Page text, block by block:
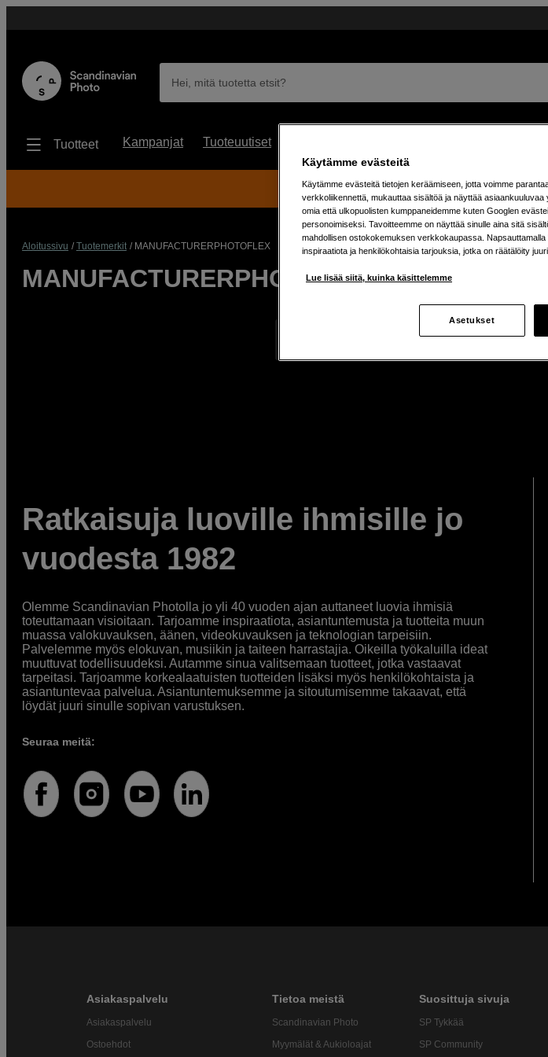
Hei, mitä tuotetta etsit?
Tuotteet Kampanjat Tuoteuutiset
Aloitussivu Tuotemerkit MANUFACTURERPHOTOFLEX
MANUFACTURERPHOTOFLEX
Ratkaisuja luoville ihmisille jo
vuodesta 1982
Olemme Scandinavian Photolla jo yli 40 vuoden ajan auttaneet luovia ihmisiä
toteuttamaan visioitaan. Tarjoamme inspiraatiota, asiantuntemusta ja tuotteita muun
muassa valokuvauksen, äänen, videokuvauksen ja teknologian tarpeisiin.
Palvelemme myös elokuvan, musiikin ja taiteen harrastajia. Oikeilla työkaluilla ideat
muuttuvat todellisuudeksi. Autamme sinua valitsemaan tuotteet, jotka vastaavat
tarpeitasi. Tarjoamme korkealaatuisten tuotteiden lisäksi myös henkilökohtaista ja
asiantuntevaa palvelua. Asiantuntemuksemme ja sitoutumisemme takaavat, että
löydät juuri sinulle sopivan varustuksen.
Seuraa meitä:
Asiakaspalvelu
Asiakaspalvelu
Ostoehdot
Tietoa meistä
Scandinavian Photo
Myymälät & Aukioloajat
Suosittuja sivuja
SP Tykkää
SP Community
30 % alennus Teenage
Käytämme evästeitä
Käytämme evästeitä tietojen keräämiseen, jotta voimme
verkkoliikennettä, mukauttaa sisältöä ja näyttää
omia että ulkopuolisten kumppaneidemme kuten Googlen
personoimiseksi. Tavoitteemme on näyttää sinulle aina sitä
mahdollisen ostokokemuksen verkkokaupassa.
inspiraatiota ja henkilökohtaisia tarjouksia, jotka on räätälöity
Lue lisää siitä, kuinka käsittelemme
Asetukset